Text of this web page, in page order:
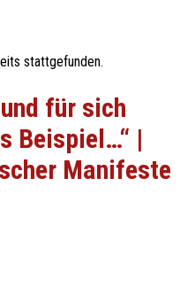
stattgefunden.
für sich
Beispiel…“ |
Manifeste